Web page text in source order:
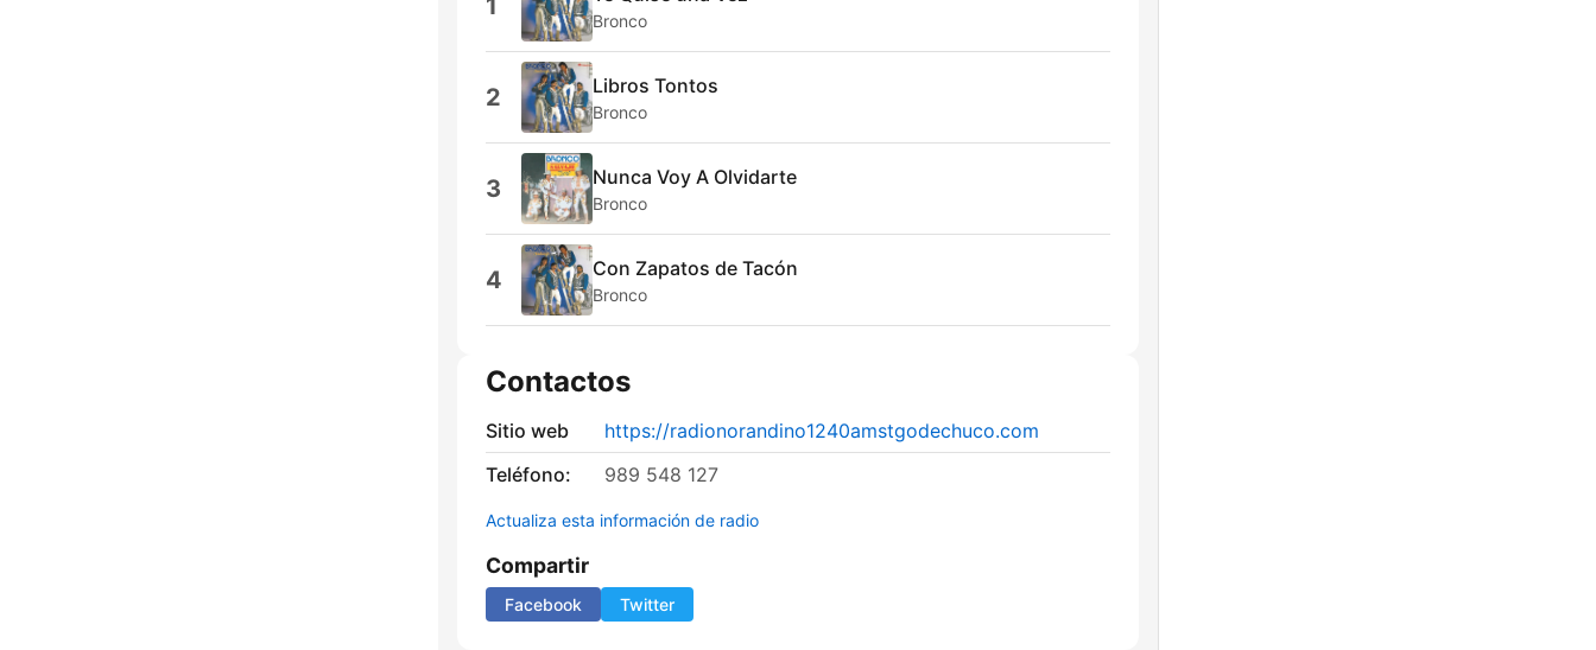
1 Bronco
2 Libros Tontos
Bronco
3 Nunca Voy A Olvidarte
Bronco
4 Con Zapatos de Tacón
Bronco
Contactos
Sitio web
https://radionorandino1240amstgodechuco.com
Teléfono:
989 548 127
Actualiza esta información de radio
Compartir
Facebook Twitter